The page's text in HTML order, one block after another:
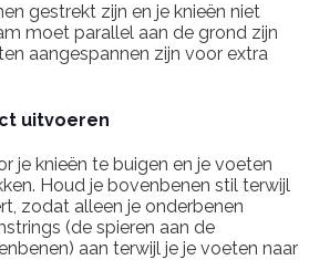
gestrekt zijn en je knieën niet
moet parallel aan de grond zijn
aangespannen zijn voor extra
uitvoeren
je knieën te buigen en je voeten
Houd je bovenbenen stil terwijl
zodat alleen je onderbenen
(de spieren aan de
aan terwijl je je voeten naar